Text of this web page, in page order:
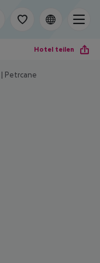
Hotel teilen
Petrcane